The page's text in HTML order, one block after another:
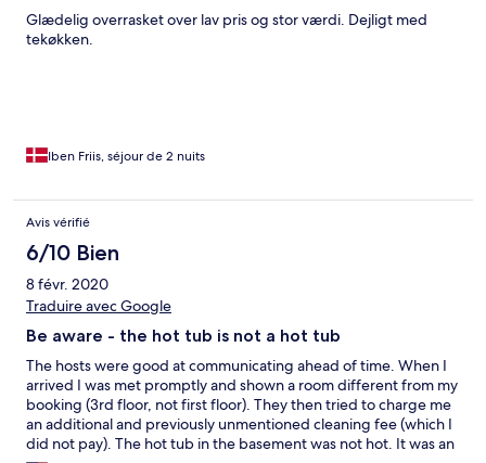
Glædelig overrasket over lav pris og stor værdi. Dejligt med
tekøkken.
Iben Friis, séjour de 2 nuits
Avis vérifié
6/10 Bien
8 févr. 2020
Traduire avec Google
Be aware - the hot tub is not a hot tub
The hosts were good at communicating ahead of time. When I
arrived I was met promptly and shown a room different from my
booking (3rd floor, not first floor). They then tried to charge me
an additional and previously unmentioned cleaning fee (which I
did not pay). The hot tub in the basement was not hot. It was an